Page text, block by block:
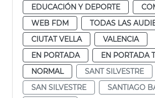
EDUCACIÓN Y DEPORTE
WEB FDM
TODAS LAS
CIUTAT VELLA
VALENCIA
EN PORTADA
EN PORTADA
NORMAL
SANT SILVESTRE
SAN SILVESTRE
SANTIAGO